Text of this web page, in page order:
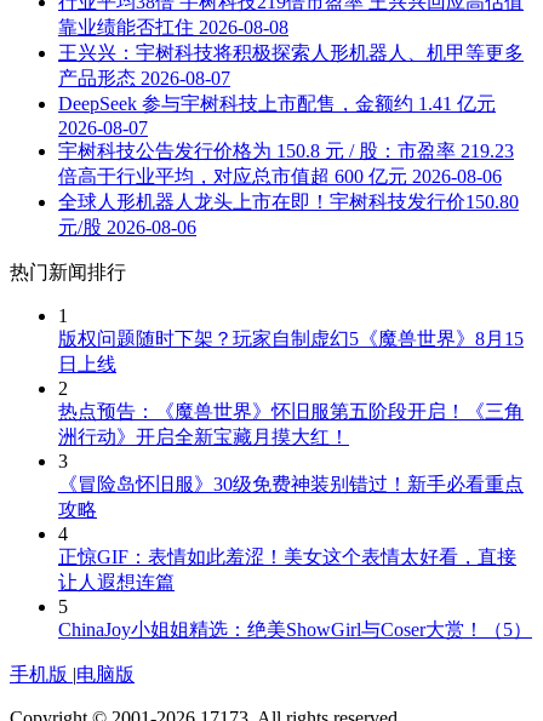
靠业绩能否扛住 2026-08-08
王兴兴：宇树科技将积极探索人形机器人、机甲等更多
产品形态 2026-08-07
DeepSeek 参与宇树科技上市配售，金额约 1.41 亿元
2026-08-07
宇树科技公告发行价格为 150.8 元 / 股：市盈率 219.23
倍高于行业平均，对应总市值超 600 亿元 2026-08-06
全球人形机器人龙头上市在即！宇树科技发行价150.80
元/股 2026-08-06
热门新闻排行
1
版权问题随时下架？玩家自制虚幻5《魔兽世界》8月15
日上线
2
热点预告：《魔兽世界》怀旧服第五阶段开启！《三角
洲行动》开启全新宝藏月摸大红！
3
《冒险岛怀旧服》30级免费神装别错过！新手必看重点
攻略
4
正惊GIF：表情如此羞涩！美女这个表情太好看，直接
让人遐想连篇
5
ChinaJoy小姐姐精选：绝美ShowGirl与Coser大赏！（5）
手机版 |电脑版